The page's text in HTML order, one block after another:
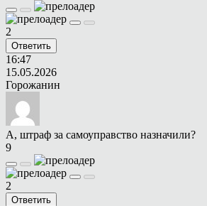
2
Ответить
16:47
15.05.2026
Горожанин
А, штраф за самоуправство назначили?
9
2
Ответить